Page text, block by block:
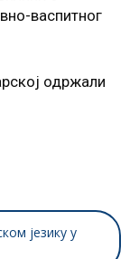
васпитног
одржали
језику у